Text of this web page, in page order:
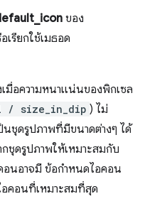
ของ
เรียกใช้เมธอด
มื่อความหนาแน่นของพิกเซล
/ size_in_dip ) ไม่
ชุดรูปภาพที่มีขนาดต่างๆ ได้
ชุดรูปภาพให้เหมาะสมกับ
อนอาจมี ข้อกำหนดไอคอน
อคอนที่เหมาะสมที่สุด